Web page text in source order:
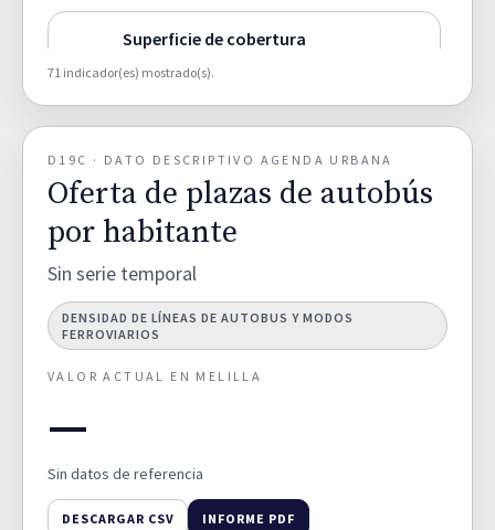
D02A
Superficie de cobertura
TERRITORIO Y DIVERSIDAD DE
HÁBITATS
D02B
Superficie de cultivos por
municipio (%).
TERRITORIO Y DIVERSIDAD DE
HÁBITATS
0,8000
D02C
Superficie de zonas humedas
por municipio (%).
TERRITORIO Y DIVERSIDAD DE
HÁBITATS
D02D
TERRITORIO Y DIVERSIDAD DE
HÁBITATS
71 indicador(es) mostrado(s).
D19C · DATO DESCRIPTIVO AGENDA URBANA
Oferta de plazas de autobús
por habitante
Sin serie temporal
DENSIDAD DE LÍNEAS DE AUTOBUS Y MODOS
FERROVIARIOS
VALOR ACTUAL EN MELILLA
—
Sin datos de referencia
DESCARGAR CSV INFORME PDF